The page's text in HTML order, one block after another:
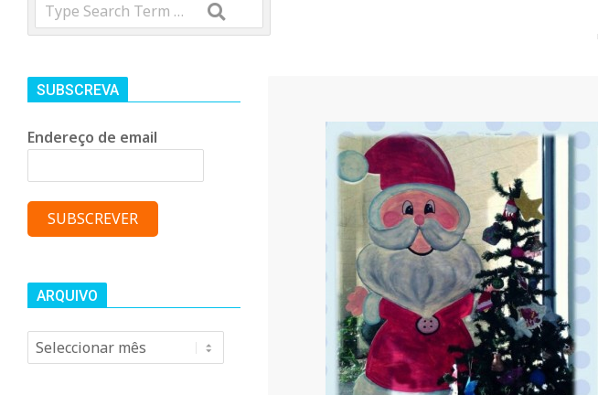
r
o
C
o
m
u
n
SUBSCREVA
Endereço de email
ARQUIVO
Arquivo